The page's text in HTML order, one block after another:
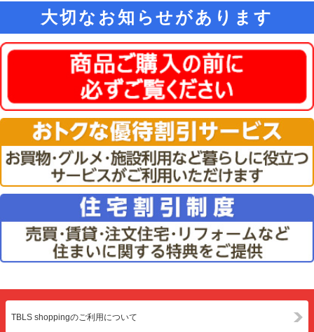
大切なお知らせがあります
TBLS shoppingのご利用について